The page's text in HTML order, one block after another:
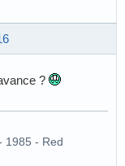
?
1985 - Red